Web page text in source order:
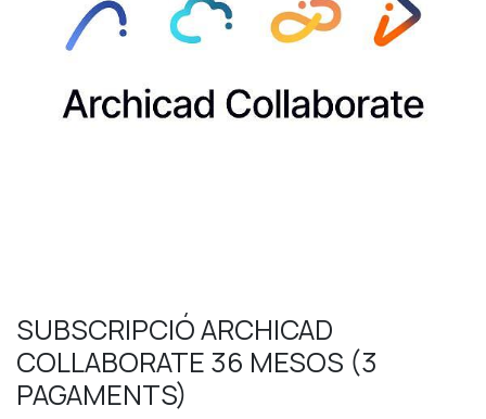
SUBSCRIPCIÓ ARCHICAD
COLLABORATE 36 MESOS (3
PAGAMENTS)